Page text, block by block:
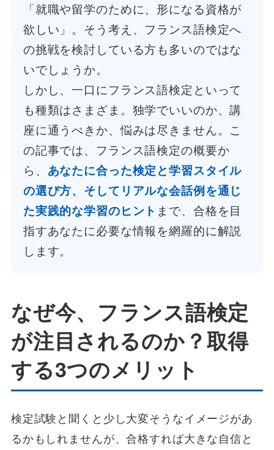
「就職や留学のために、形になる資格が
欲しい」。そう考え、フランス語検定へ
の挑戦を検討している方も多いのではな
いでしょうか。
しかし、一口にフランス語検定といって
も種類はさまざま。独学でいいのか、講
座に通うべきか、悩みは尽きません。こ
の記事では、フランス語検定の概要か
ら、 あなたに合った検定と学習スタイル
の選び方、そしてリアルな会話例を通じ
た実践的な学習のヒント まで、合格を目
指すあなたに必要な情報を網羅的に解説
します。
なぜ今、フランス語検定
が注目されるのか？取得
する3つのメリット
検定試験と聞くと少し大変そうなイメージがあ
るかもしれませんが、合格すれば大きな自信と